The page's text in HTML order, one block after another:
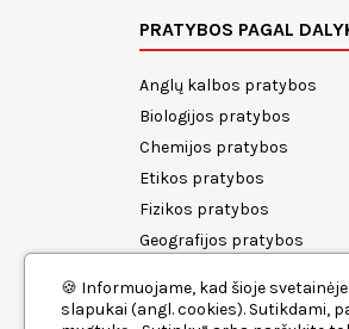
PRATYBOS PAGAL
Anglų kalbos pratybos
Biologijos pratybos
Chemijos pratybos
Etikos pratybos
Fizikos pratybos
Geografijos pratybos
Lietuvių kalbos pratybos
🍪 Informuojame, kad šioje
slapukai (angl. cookies). Sutikdami,